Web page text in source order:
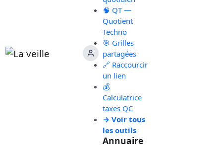
🧠 QT —
Quotient
Techno
🎯 Grilles
partagées
🔗 Raccourcir
un lien
💰
Calculatrice
taxes QC
→ Voir tous
les outils
Annuaire